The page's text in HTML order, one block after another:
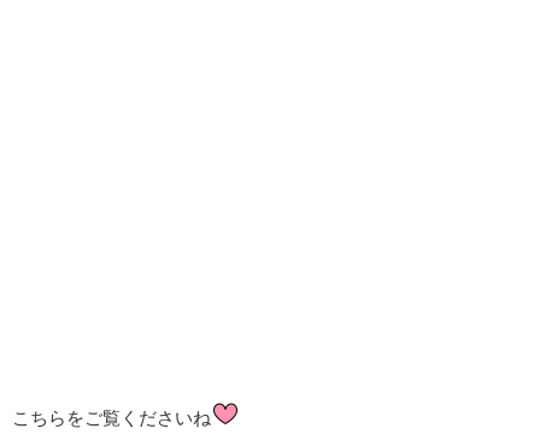
こちらをご覧くださいね